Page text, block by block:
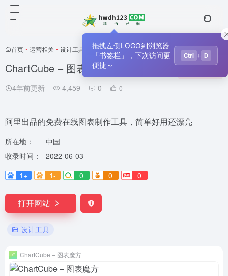
首页 • 运营相关 • 设计工具 正文
ChartCube – 图表魔方
4年前更新 4,459 0 0
阿里出品的免费在线图表制作工具，简单好用还漂亮
所在地：
中国
收录时间：
2022-06-03
1+
1- 0 0 0
打开网站
设计工具
ChartCube – 图表魔方
拖拽左侧LOGO到浏览器
「书签栏」，下次访问更
便捷～
Ctrl + D